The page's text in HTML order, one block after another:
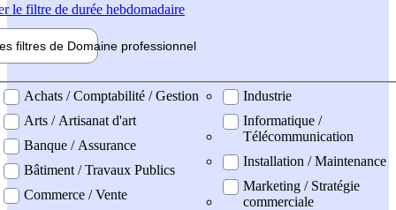
le filtre de durée hebdomadaire
filtres de Domaine professionnel
professionel
Achats / Comptabilité / Gestion
Arts / Artisanat d'art
Banque / Assurance
Bâtiment / Travaux Publics
Commerce / Vente
Industrie
Informatique /
Télécommunication
Installation / Maintenance
Marketing / Stratégie
commerciale